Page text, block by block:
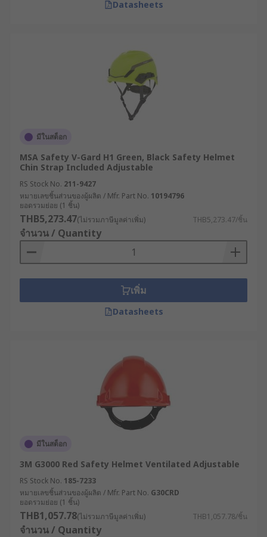
Datasheets
มีในสต็อก
MSA Safety V-Gard H1 Green, Black Safety Helmet
Chin Strap Included Adjustable
RS Stock No. 211-9427
หมายเลขชิ้นส่วนของผู้ผลิต / Mfr. Part No. 10194796
ยอดรวมย่อย (1 ชิ้น)
THB5,273.47(ไม่รวมภาษีมูลค่าเพิ่ม) THB5,273.47/ชิ้น
จำนวน / Quantity
เพิ่ม
Datasheets
มีในสต็อก
3M G3000 Red Safety Helmet Ventilated Adjustable
RS Stock No. 185-7233
หมายเลขชิ้นส่วนของผู้ผลิต / Mfr. Part No. G30CRD
ยอดรวมย่อย (1 ชิ้น)
THB1,057.78(ไม่รวมภาษีมูลค่าเพิ่ม) THB1,057.78/ชิ้น
จำนวน / Quantity